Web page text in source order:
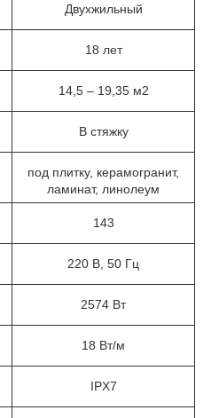
Двухжильный
18 лет
14,5 – 19,35 м2
В стяжку
под плитку, керамогранит,
ламинат, линолеум
143
220 В, 50 Гц
2574 Вт
18 Вт/м
IPX7